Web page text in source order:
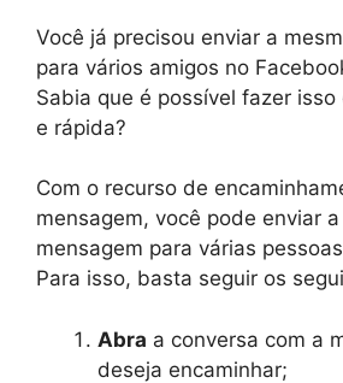
Você já precisou enviar a
para vários amigos no
Sabia que é possível fazer
e rápida?
Com o recurso de
mensagem, você pode enviar
mensagem para várias
Para isso, basta seguir os
Abra a conversa com a
deseja encaminhar;